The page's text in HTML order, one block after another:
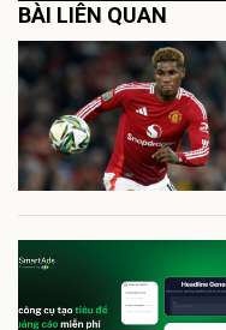
BÀI LIÊN QUAN